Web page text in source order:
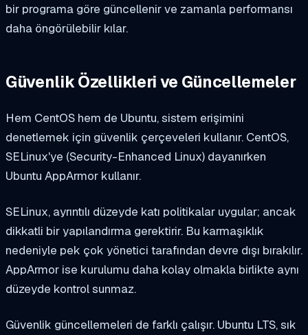
bir programa göre güncellenir ve zamanla performansı
daha öngörülebilir kılar.
Güvenlik Özellikleri ve Güncellemeler
Hem CentOS hem de Ubuntu, sistem erişimini
denetlemek için güvenlik çerçeveleri kullanır. CentOS,
SELinux'ye (Security-Enhanced Linux) dayanırken
Ubuntu AppArmor kullanır.
SELinux, ayrıntılı düzeyde katı politikalar uygular; ancak
dikkatli bir yapılandırma gerektirir. Bu karmaşıklık
nedeniyle pek çok yönetici tarafından devre dışı bırakılır.
AppArmor ise kurulumu daha kolay olmakla birlikte aynı
düzeyde kontrol sunmaz.
Güvenlik güncellemeleri de farklı çalışır. Ubuntu LTS, sık